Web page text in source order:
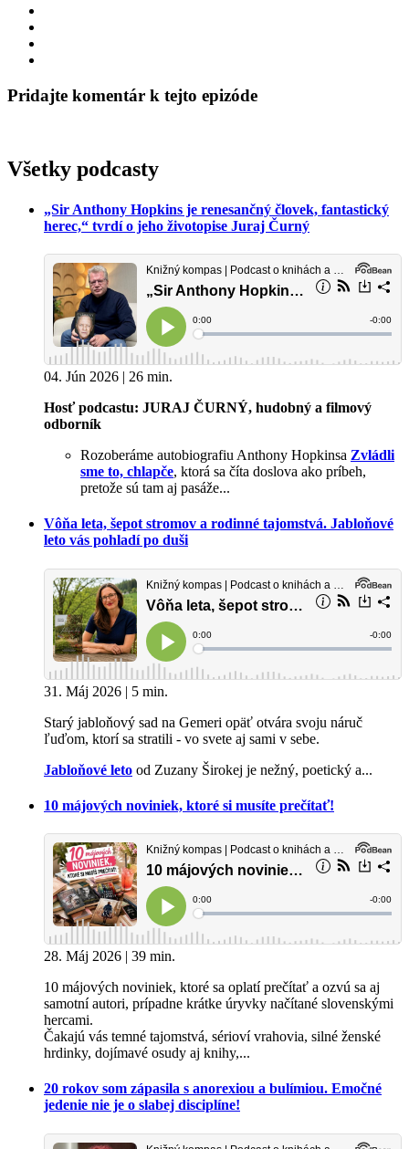
Pridajte komentár k tejto epizóde
Všetky podcasty
„Sir Anthony Hopkins je renesančný človek, fantastický
herec,“ tvrdí o jeho životopise Juraj Čurný
04. Jún 2026 | 26 min.
Hosť podcastu: JURAJ ČURNÝ, hudobný a filmový
odborník
Rozoberáme autobiografiu Anthony Hopkinsa Zvládli
sme to, chlapče, ktorá sa číta doslova ako príbeh,
pretože sú tam aj pasáže...
Vôňa leta, šepot stromov a rodinné tajomstvá. Jabloňové
leto vás pohladí po duši
31. Máj 2026 | 5 min.
Starý jabloňový sad na Gemeri opäť otvára svoju náruč
ľuďom, ktorí sa stratili - vo svete aj sami v sebe.
Jabloňové leto od Zuzany Širokej je nežný, poetický a...
10 májových noviniek, ktoré si musíte prečítať!
28. Máj 2026 | 39 min.
10 májových noviniek, ktoré sa oplatí prečítať a ozvú sa aj
samotní autori, prípadne krátke úryvky načítané slovenskými
hercami.
Čakajú vás temné tajomstvá, sérioví vrahovia, silné ženské
hrdinky, dojímavé osudy aj knihy,...
20 rokov som zápasila s anorexiou a bulímiou. Emočné
jedenie nie je o slabej disciplíne!